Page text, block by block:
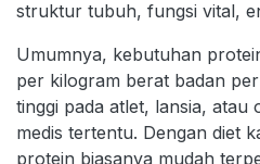
struktur tubuh, fungsi vital,
Umumnya, kebutuhan
per kilogram berat badan
tinggi pada atlet, lansia, atau
medis tertentu. Dengan diet
protein biasanya mudah